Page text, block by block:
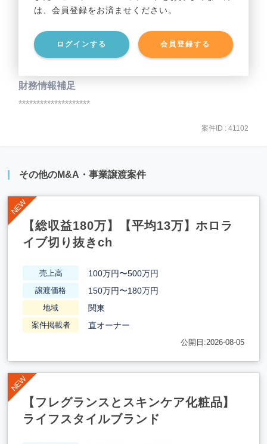
は、会員登録をお済ませください。
ログインする 会員登録する
事業資産 ********************
事業負債 ********************
財務情報補足
********************
案件ID : 41102
その他のM&A・事業譲渡案件
【総収益180万】【平均13万】ホロラ
イブ切り抜きch
売上高 100万円〜500万円
譲渡価格 150万円〜180万円
地域 関東
案件掲載者 直オーナー
公開日:2026-08-05
【フレグランスとスキンケア化粧品】
ライフスタイルブランド